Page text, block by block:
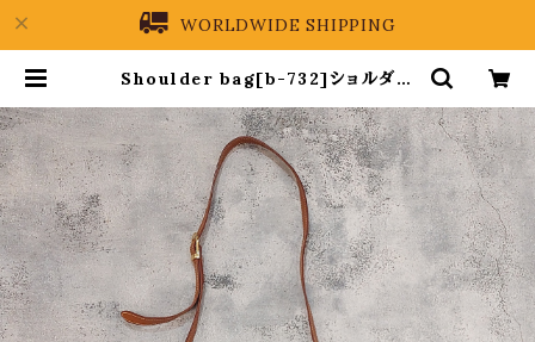
WORLDWIDE SHIPPING
Shoulder bag[b-732]ショルダー